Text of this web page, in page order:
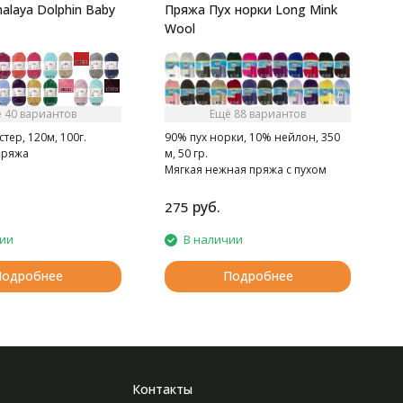
Dolphin Baby
40 вариантов
120м, 100г.
Пряжа Пух норки Long Mink
Wool
Ещё 88 вариантов
90% пух норки, 10% нейлон, 350
м, 50 гр.
Мягкая нежная пряжа с пухом
275 руб.
В наличии
Подробнее
Контакты